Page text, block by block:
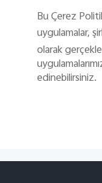
Bu Çerez
uygulamalar,
olarak
edinebilirsiniz.